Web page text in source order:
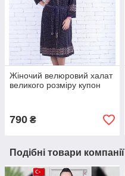
Жіночий велюровий халат
великого розміру купон
790 ₴
Подібні товари компанії